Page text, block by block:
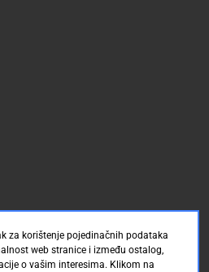
za korištenje pojedinačnih podataka
web stranice i između ostalog,
o vašim interesima. Klikom na